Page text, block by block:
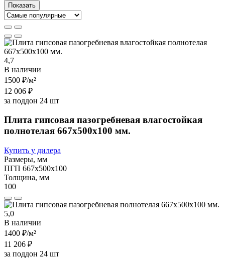
4,7
В наличии
1500 ₽/м²
12 006 ₽
за поддон 24 шт
Плита гипсовая пазогребневая влагостойкая
полнотелая 667х500х100 мм.
Купить у дилера
Размеры, мм
ПГП 667х500х100
Толщина, мм
100
5,0
В наличии
1400 ₽/м²
11 206 ₽
за поддон 24 шт